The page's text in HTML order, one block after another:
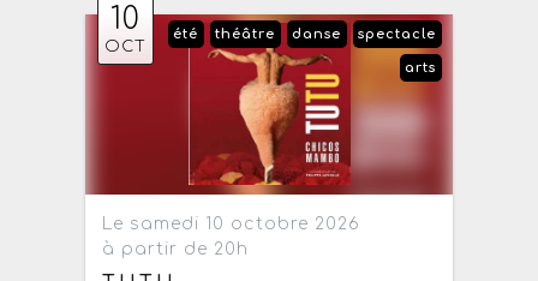
10
OCT
spectacle
danse
théâtre
été
arts
Le samedi 10 octobre 2026
à partir de 20h